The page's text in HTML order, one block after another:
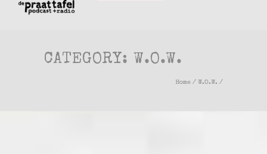
CATEGORY: W.O.W.
Home / W.O.W. /